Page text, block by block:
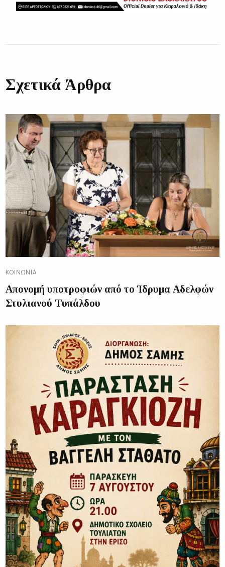
Σχετικά Άρθρα
ΚΟΙΝΩΝΊΑ
Απονομή υποτροφιών από το Ίδρυμα Αδελφών
Στυλιανού Τυπάλδου